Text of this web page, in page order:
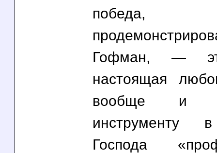
победа,
Гофман, —
настоящая
вообще и
инструменту
Господа